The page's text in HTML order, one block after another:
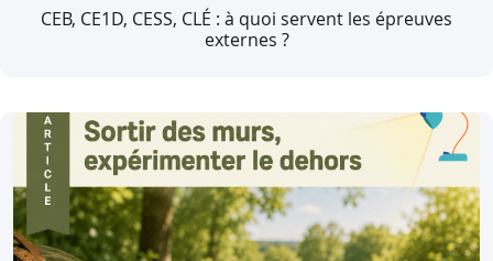
CEB, CE1D, CESS, CLÉ : à quoi servent les épreuves
externes ?